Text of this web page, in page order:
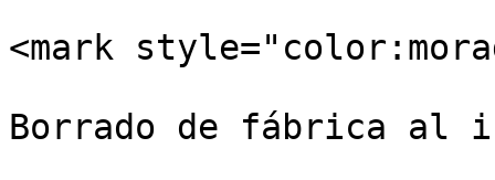
<mark
Borrado de fábrica al